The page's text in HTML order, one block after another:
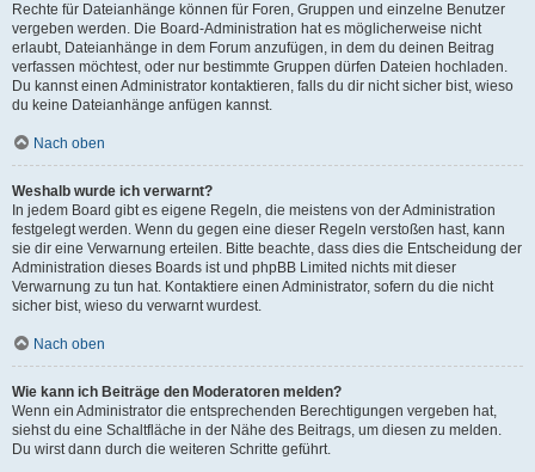
Rechte für Dateianhänge können für Foren, Gruppen und einzelne Benutzer
vergeben werden. Die Board-Administration hat es möglicherweise nicht
erlaubt, Dateianhänge in dem Forum anzufügen, in dem du deinen Beitrag
verfassen möchtest, oder nur bestimmte Gruppen dürfen Dateien hochladen.
Du kannst einen Administrator kontaktieren, falls du dir nicht sicher bist, wieso
du keine Dateianhänge anfügen kannst.
Nach oben
Weshalb wurde ich verwarnt?
In jedem Board gibt es eigene Regeln, die meistens von der Administration
festgelegt werden. Wenn du gegen eine dieser Regeln verstoßen hast, kann
sie dir eine Verwarnung erteilen. Bitte beachte, dass dies die Entscheidung der
Administration dieses Boards ist und phpBB Limited nichts mit dieser
Verwarnung zu tun hat. Kontaktiere einen Administrator, sofern du die nicht
sicher bist, wieso du verwarnt wurdest.
Nach oben
Wie kann ich Beiträge den Moderatoren melden?
Wenn ein Administrator die entsprechenden Berechtigungen vergeben hat,
siehst du eine Schaltfläche in der Nähe des Beitrags, um diesen zu melden.
Du wirst dann durch die weiteren Schritte geführt.